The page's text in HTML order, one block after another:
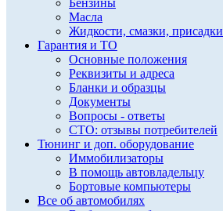
Бензины
Масла
Жидкости, смазки, присадки
Гарантия и ТО
Основные положения
Реквизиты и адреса
Бланки и образцы
Документы
Вопросы - ответы
СТО: отзывы потребителей
Тюнинг и доп. оборудование
Иммобилизаторы
В помощь автовладельцу
Бортовые компьютеры
Все об автомобилях